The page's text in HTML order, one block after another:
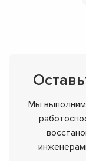
Мы выполним